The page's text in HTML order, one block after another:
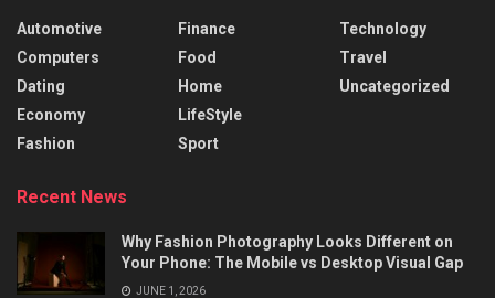
Automotive
Computers
Dating
Economy
Fashion
Finance
Food
Home
LifeStyle
Sport
Technology
Travel
Uncategorized
Recent News
Why Fashion Photography Looks Different on
Your Phone: The Mobile vs Desktop Visual Gap
JUNE 1, 2026